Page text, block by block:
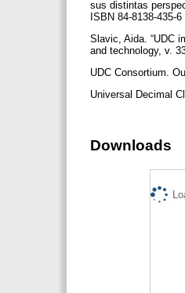
sus distintas
ISBN 84-8138-435-6
Slavic, Aida. “UDC
and technology, v.
UDC Consortium.
Universal Decimal
Downloads